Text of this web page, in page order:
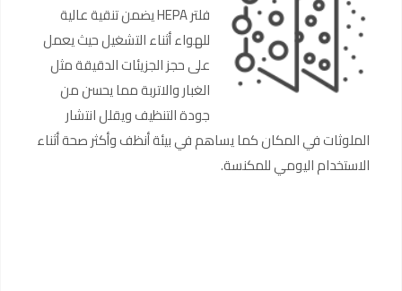
فلتر HEPA يضمن تنقية عالية
للهواء أثناء التشغيل حيث يعمل
على حجز الجزيئات الدقيقة مثل
الغبار والاتربة مما يحسن من
جودة التنظيف ويقلل انتشار
الملوثات في المكان كما يساهم في بيئة أنظف وأكثر صحة أثناء
الاستخدام اليومي للمكنسة.